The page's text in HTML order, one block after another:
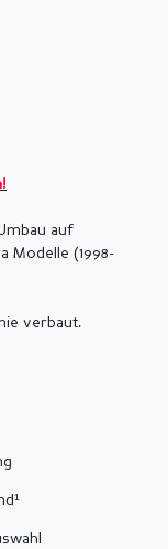
auf
Modelle (1998-
verbaut.